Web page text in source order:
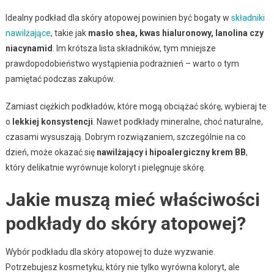
Idealny podkład dla skóry atopowej powinien być bogaty w składniki
nawilżające, takie jak masło shea, kwas hialuronowy, lanolina czy
niacynamid
. Im krótsza lista składników, tym mniejsze
prawdopodobieństwo wystąpienia podrażnień – warto o tym
pamiętać podczas zakupów.
Zamiast ciężkich podkładów, które mogą obciążać skórę, wybieraj te
o lekkiej konsystencji . Nawet podkłady mineralne, choć naturalne,
czasami wysuszają. Dobrym rozwiązaniem, szczególnie na co
dzień, może okazać się nawilżający i hipoalergiczny krem BB,
który delikatnie wyrównuje koloryt i pielęgnuje skórę.
Jakie muszą mieć właściwości
podkłady do skóry atopowej?
Wybór podkładu dla skóry atopowej to duże wyzwanie.
Potrzebujesz kosmetyku, który nie tylko wyrówna koloryt, ale